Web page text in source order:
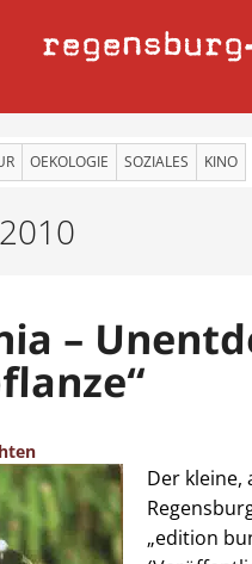
regensburg
OEKOLOGIE SOZIALES KINO
–
Der kleine,
„edition